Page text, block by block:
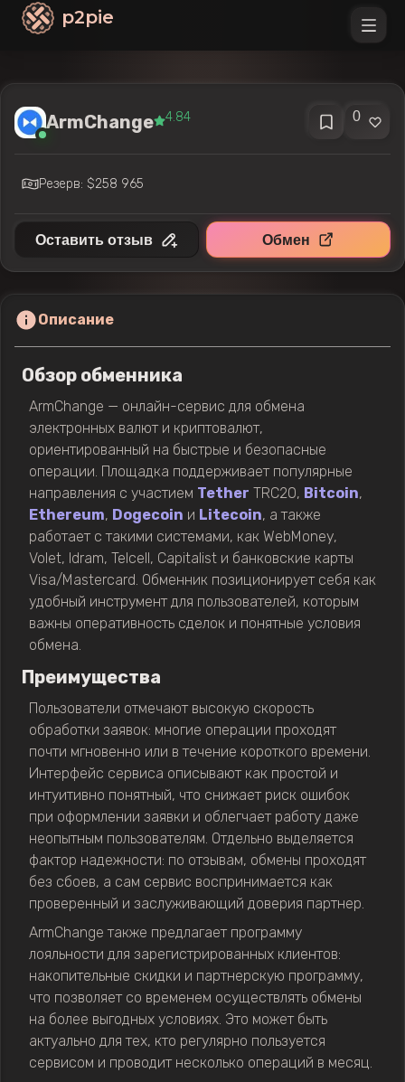
p2pie
ArmChange 4.84 0
Резерв: $258 965
Оставить отзыв Обмен
Описание
Обзор обменника
ArmChange — онлайн-сервис для обмена
электронных валют и криптовалют,
ориентированный на быстрые и безопасные
операции. Площадка поддерживает популярные
направления с участием Tether TRC20, Bitcoin,
Ethereum, Dogecoin и Litecoin, а также
работает с такими системами, как WebMoney,
Volet, Idram, Telcell, Capitalist и банковские карты
Visa/Mastercard. Обменник позиционирует себя как
удобный инструмент для пользователей, которым
важны оперативность сделок и понятные условия
обмена.
Преимущества
Пользователи отмечают высокую скорость
обработки заявок: многие операции проходят
почти мгновенно или в течение короткого времени.
Интерфейс сервиса описывают как простой и
интуитивно понятный, что снижает риск ошибок
при оформлении заявки и облегчает работу даже
неопытным пользователям. Отдельно выделяется
фактор надежности: по отзывам, обмены проходят
без сбоев, а сам сервис воспринимается как
проверенный и заслуживающий доверия партнер.
ArmChange также предлагает программу
лояльности для зарегистрированных клиентов:
накопительные скидки и партнерскую программу,
что позволяет со временем осуществлять обмены
на более выгодных условиях. Это может быть
актуально для тех, кто регулярно пользуется
сервисом и проводит несколько операций в месяц.